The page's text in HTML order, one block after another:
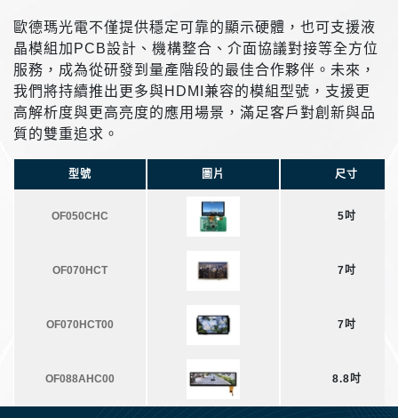
歐德瑪光電不僅提供穩定可靠的顯示硬體，也可支援液
晶模組加PCB設計、機構整合、介面協議對接等全方位
服務，成為從研發到量產階段的最佳合作夥伴。未來，
我們將持續推出更多與HDMI兼容的模組型號，支援更
高解析度與更高亮度的應用場景，滿足客戶對創新與品
質的雙重追求。
型號 圖片 尺寸
OF050CHC 5吋
OF070HCT 7吋
OF070HCT00 7吋
OF088AHC00 8.8吋